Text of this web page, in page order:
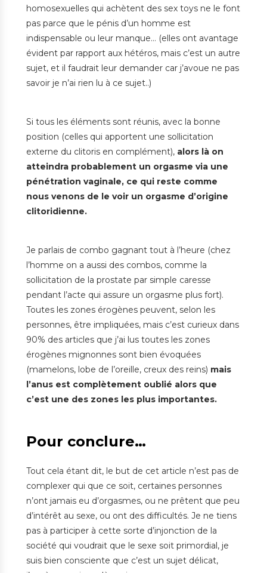
homosexuelles qui achètent des sex toys ne le font
pas parce que le pénis d’un homme est
indispensable ou leur manque… (elles ont avantage
évident par rapport aux hétéros, mais c’est un autre
sujet, et il faudrait leur demander car j’avoue ne pas
savoir je n’ai rien lu à ce sujet..)
Si tous les éléments sont réunis, avec la bonne
position (celles qui apportent une sollicitation
externe du clitoris en complément), alors là on
atteindra probablement un orgasme via une
pénétration vaginale, ce qui reste comme
nous venons de le voir un orgasme d’origine
clitoridienne.
Je parlais de combo gagnant tout à l’heure (chez
l’homme on a aussi des combos, comme la
sollicitation de la prostate par simple caresse
pendant l’acte qui assure un orgasme plus fort).
Toutes les zones érogènes peuvent, selon les
personnes, être impliquées, mais c’est curieux dans
90% des articles que j’ai lus toutes les zones
érogènes mignonnes sont bien évoquées
(mamelons, lobe de l’oreille, creux des reins) mais
l’anus est complètement oublié alors que
c’est une des zones les plus importantes.
Pour conclure…
Tout cela étant dit, le but de cet article n’est pas de
complexer qui que ce soit, certaines personnes
n’ont jamais eu d’orgasmes, ou ne prêtent que peu
d’intérêt au sexe, ou ont des difficultés. Je ne tiens
pas à participer à cette sorte d’injonction de la
société qui voudrait que le sexe soit primordial, je
suis bien consciente que c’est un sujet délicat,